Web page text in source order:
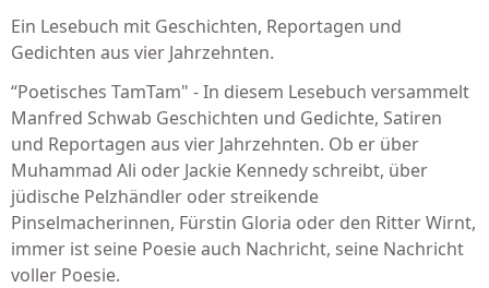
Ein Lesebuch mit Geschichten, Reportagen und
Gedichten aus vier Jahrzehnten.
“Poetisches TamTam" - In diesem Lesebuch versammelt
Manfred Schwab Geschichten und Gedichte, Satiren
und Reportagen aus vier Jahrzehnten. Ob er über
Muhammad Ali oder Jackie Kennedy schreibt, über
jüdische Pelzhändler oder streikende
Pinselmacherinnen, Fürstin Gloria oder den Ritter Wirnt,
immer ist seine Poesie auch Nachricht, seine Nachricht
voller Poesie.